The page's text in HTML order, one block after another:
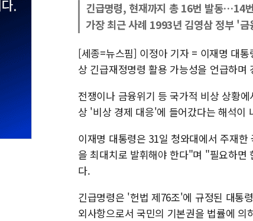
긴급명령, 현재까지 총 16번 발동…14
가장 최근 사례 1993년 김영삼 정부 '
[세종=뉴스핌] 이정아 기자 = 이재명 대
상 긴급재정명령 활용 가능성을 언급하
전쟁이나 금융위기 등 국가적 비상 상황
상 '비상 경제 대응'에 들어갔다는 해석이
이재명 대통령은 31일 청와대에서 주재
을 최대치로 발휘해야 한다"며 "필요하면
다.
긴급명령은 '헌법 제76조'에 규정된 대통
외사항으로서 국민의 기본권을 법률에